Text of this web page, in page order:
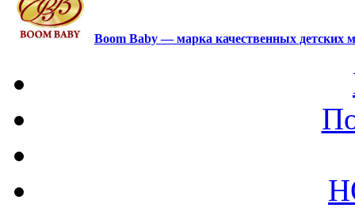
Boom Baby — марка качественных детских